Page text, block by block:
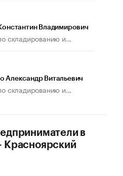
иначе». Как живет глава
что рассказал Маск в
Владимирович
складированию и...
Александр Витальевич
складированию и...
в
Красноярский